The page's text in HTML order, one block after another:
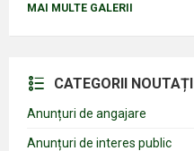
MAI MULTE GALERII
CATEGORII NOUTAȚI
Anunțuri de angajare
Anunțuri de interes public